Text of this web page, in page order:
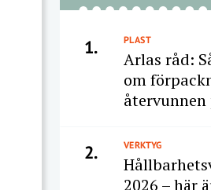
1. PLAST
Arlas råd:
om
2. VERKTYG
2026 – här